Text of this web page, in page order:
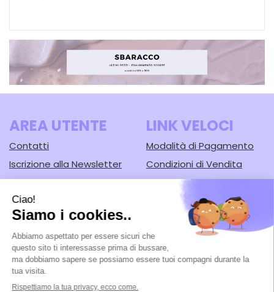
AREA UTENTE
Contatti
Iscrizione alla Newsletter
Informativa Privacy
Cookie Policy
LINK VELOCI
Modalità di Pagamento
Condizioni di Vendita
Modalità di Spedizione e
Farmacia Lodi srl
- Corso Guercino, 67/b 44042 Cento (FE)